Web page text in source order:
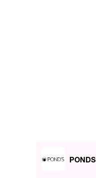
PONDS